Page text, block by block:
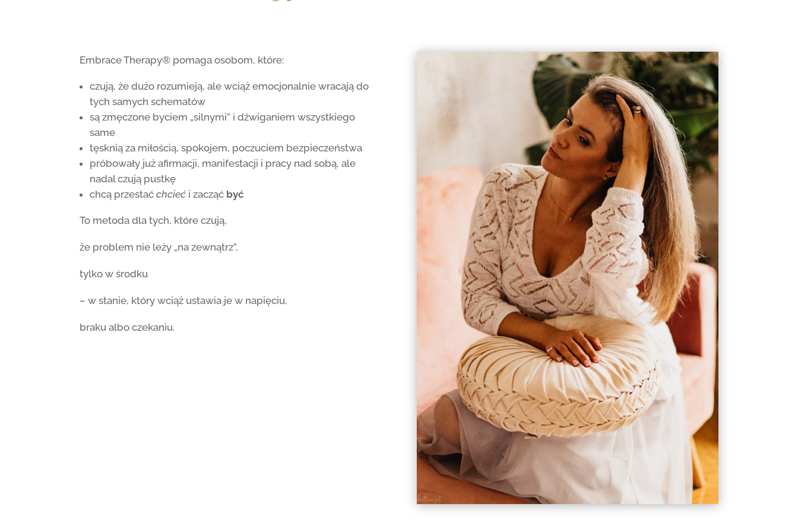
Embrace Therapy® pomaga osobom, które:
czują, że dużo rozumieją, ale wciąż emocjonalnie wracają do
tych samych schematów
są zmęczone byciem „silnymi” i dźwiganiem wszystkiego
same
tęsknią za miłością, spokojem, poczuciem bezpieczeństwa
próbowały już afirmacji, manifestacji i pracy nad sobą, ale
nadal czują pustkę
chcą przestaćchcieć i zacząć być
To metoda dla tych, które czują,
że problem nie leży „na zewnątrz”,
tylko w środku
– w stanie, który wciąż ustawia je w napięciu,
braku albo czekaniu.